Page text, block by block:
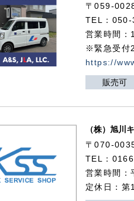
〒059-
TEL：
営業時間
※緊急受付
https://
販売可
（株）旭川
〒070-
TEL：
営業時間
定休日：第